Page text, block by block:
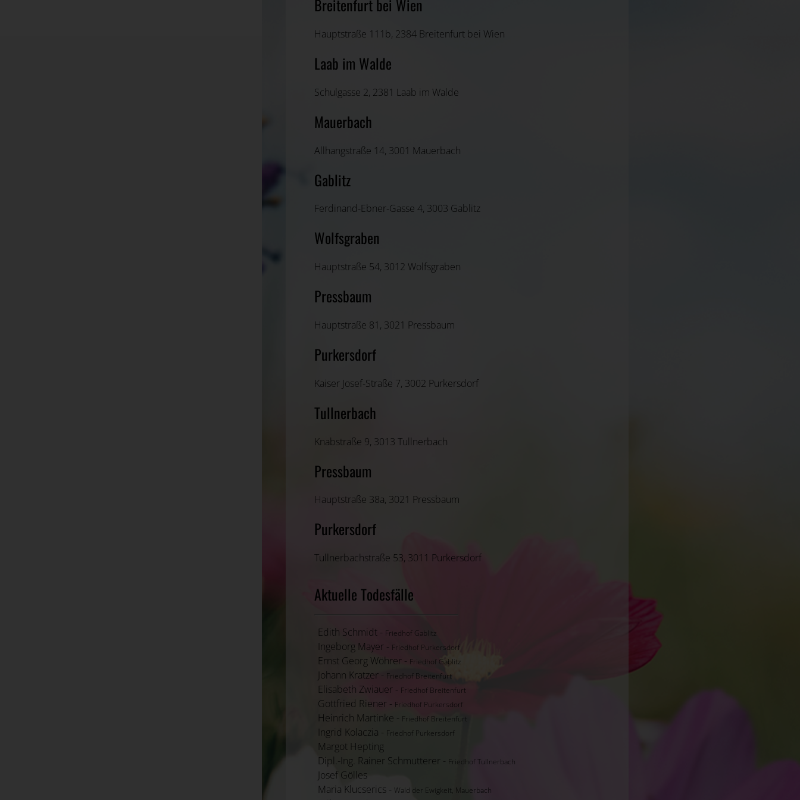
Breitenfurt bei Wien
Hauptstraße 111b, 2384 Breitenfurt bei Wien
Laab im Walde
Schulgasse 2, 2381 Laab im Walde
Mauerbach
Allhangstraße 14, 3001 Mauerbach
Gablitz
Ferdinand-Ebner-Gasse 4, 3003 Gablitz
Wolfsgraben
Hauptstraße 54, 3012 Wolfsgraben
Pressbaum
Hauptstraße 81, 3021 Pressbaum
Purkersdorf
Kaiser Josef-Straße 7, 3002 Purkersdorf
Tullnerbach
Knabstraße 9, 3013 Tullnerbach
Pressbaum
Hauptstraße 38a, 3021 Pressbaum
Purkersdorf
Tullnerbachstraße 53, 3011 Purkersdorf
Aktuelle Todesfälle
Edith Schmidt - Friedhof Gablitz
Ingeborg Mayer - Friedhof Purkersdorf
Ernst Georg Wöhrer - Friedhof Gablitz
Johann Kratzer - Friedhof Breitenfurt
Elisabeth Zwiauer - Friedhof Breitenfurt
Gottfried Riener - Friedhof Purkersdorf
Heinrich Martinke - Friedhof Breitenfurt
Ingrid Kolaczia - Friedhof Purkersdorf
Margot Hepting
Dipl.-Ing. Rainer Schmutterer - Friedhof Tullnerbach
Josef Gölles
Maria Klucserics - Wald der Ewigkeit, Mauerbach